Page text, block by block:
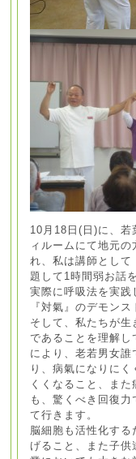
10月18日(日)に、若
ィルームにて地元
れ、私は講師として
題して1時間弱お話
実際に呼吸法を実践
『対氣』のデモン
そして、私たちが生
であることを理解し
により、老若男女
り、病氣になりにく
くくなること、ま
も、驚くべき回復
て行きます。
脳細胞も活性化す
げること、また子供